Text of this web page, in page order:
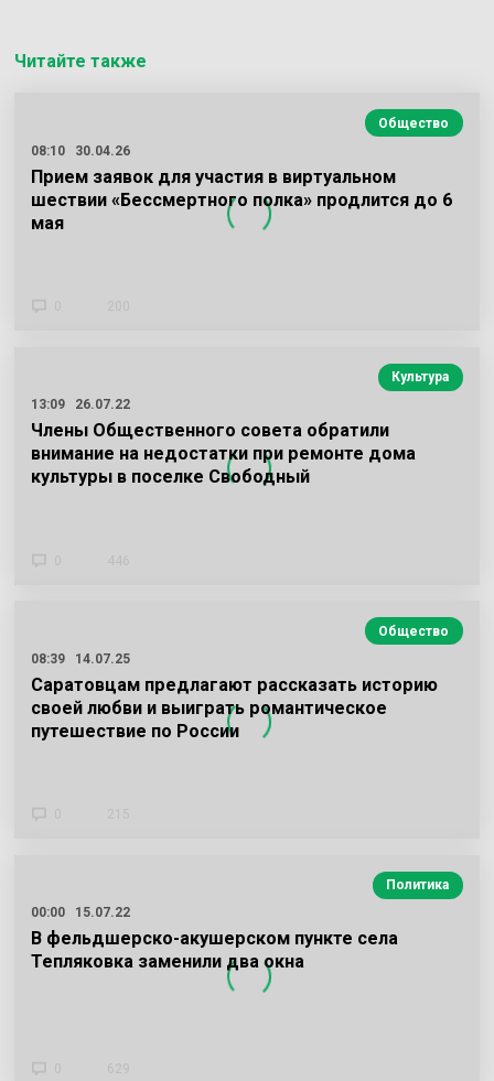
Читайте также
Общество
08:10
30.04.26
Прием заявок для участия в виртуальном
шествии «Бессмертного полка» продлится до 6
мая
Культура
13:09
26.07.22
Члены Общественного совета обратили
внимание на недостатки при ремонте дома
культуры в поселке Свободный
Общество
08:39
14.07.25
Саратовцам предлагают рассказать историю
своей любви и выиграть романтическое
путешествие по России
Политика
00:00
15.07.22
В фельдшерско-акушерском пункте села
Тепляковка заменили два окна